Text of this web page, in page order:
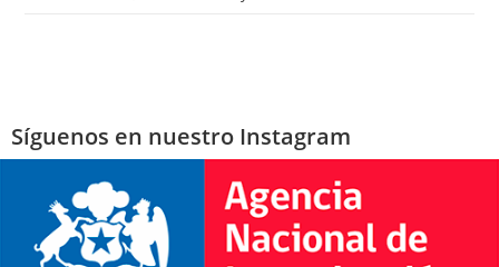
Síguenos en nuestro Instagram